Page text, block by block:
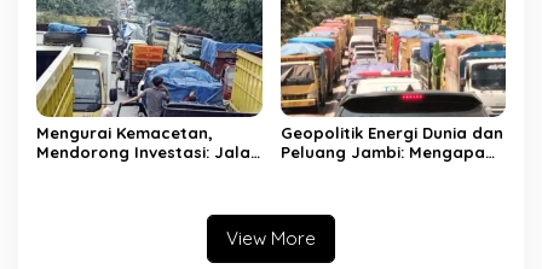
Mengurai Kemacetan,
Mendorong Investasi: Jalan
Geopolitik Energi Dunia dan
Peluang Jambi: Mengapa
View More